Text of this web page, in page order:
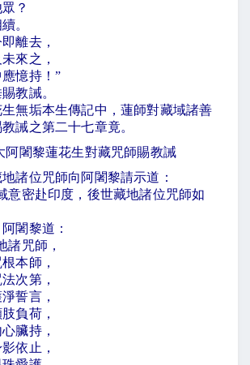
？
。
離去，
來之，
憶持！ ”
教誡。
無垢本生傳記中，蓮師對藏域諸善
誡之第二十七章竟。
阿闍黎蓮花生對藏咒師賜教誡
諸位咒師向阿闍黎請示道：
意密赴印度，後世藏地諸位咒師如
闍黎道：
諸咒師，
本師，
次第，
誓言，
負荷，
臟持，
依止，